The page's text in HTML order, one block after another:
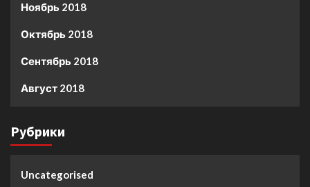
Ноябрь 2018
Октябрь 2018
Сентябрь 2018
Август 2018
Рубрики
Uncategorised